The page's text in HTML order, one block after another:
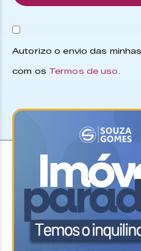
Autorizo o envio das
com os Termos de uso.